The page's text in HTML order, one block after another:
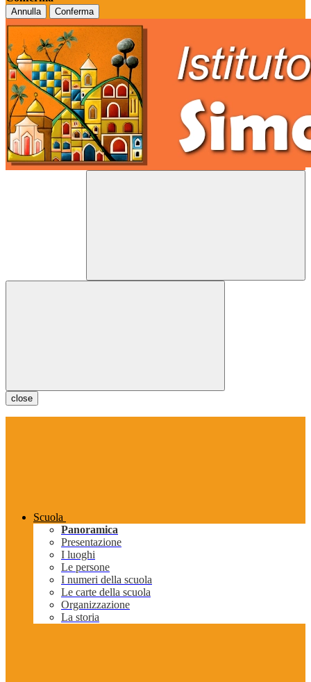
Annulla Conferma
close
Scuola
Panoramica
Presentazione
I luoghi
Le persone
I numeri della scuola
Le carte della scuola
Organizzazione
La storia